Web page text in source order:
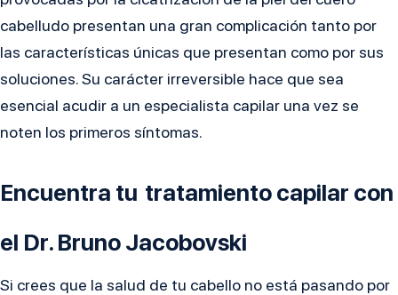
cabelludo presentan una gran complicación tanto por
las características únicas que presentan como por sus
soluciones. Su carácter irreversible hace que sea
esencial acudir a un especialista capilar una vez se
noten los primeros síntomas.
Encuentra tu tratamiento capilar con
el Dr. Bruno Jacobovski
Si crees que la salud de tu cabello no está pasando por